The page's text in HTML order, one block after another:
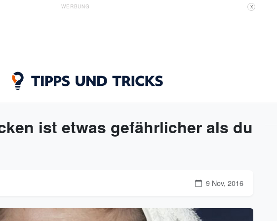
WERBUNG X
ist etwas gefährlicher als du
9 Nov, 2016